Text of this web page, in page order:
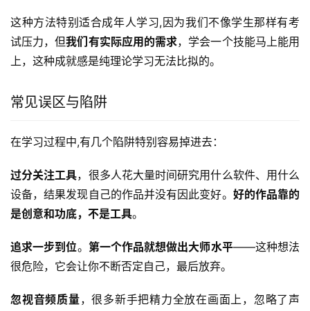
这种方法特别适合成年人学习,因为我们不像学生那样有考
试压力，但我们有实际应用的需求，学会一个技能马上能用
上，这种成就感是纯理论学习无法比拟的。
常见误区与陷阱
在学习过程中,有几个陷阱特别容易掉进去：
过分关注工具，很多人花大量时间研究用什么软件、用什么
设备，结果发现自己的作品并没有因此变好。 好的作品靠的
是创意和功底，不是工具。
追求一步到位。 第一个作品就想做出大师水平——这种想法
很危险，它会让你不断否定自己，最后放弃。
忽视音频质量，很多新手把精力全放在画面上，忽略了声